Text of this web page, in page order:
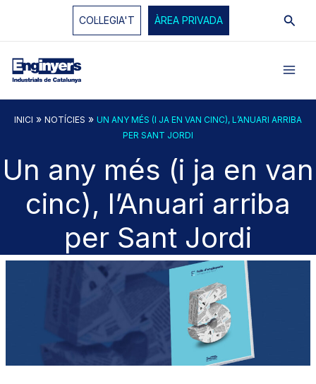
COL·LEGIA'T ÀREA PRIVADA
INICI » NOTÍCIES » UN ANY MÉS (I JA EN VAN CINC), L’ANUARI ARRIBA
PER SANT JORDI
Un any més (i ja en van
cinc), l’Anuari arriba
per Sant Jordi